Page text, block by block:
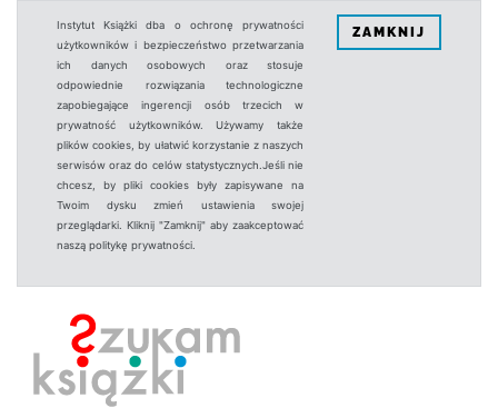
Instytut Książki dba o ochronę prywatności
użytkowników i bezpieczeństwo przetwarzania
ich danych osobowych oraz stosuje
odpowiednie rozwiązania technologiczne
zapobiegające ingerencji osób trzecich w
prywatność użytkowników. Używamy także
plików cookies, by ułatwić korzystanie z naszych
serwisów oraz do celów statystycznych.Jeśli nie
chcesz, by pliki cookies były zapisywane na
Twoim dysku zmień ustawienia swojej
przeglądarki. Kliknij "Zamknij" aby zaakceptować
naszą politykę prywatności.
ZAMKNIJ